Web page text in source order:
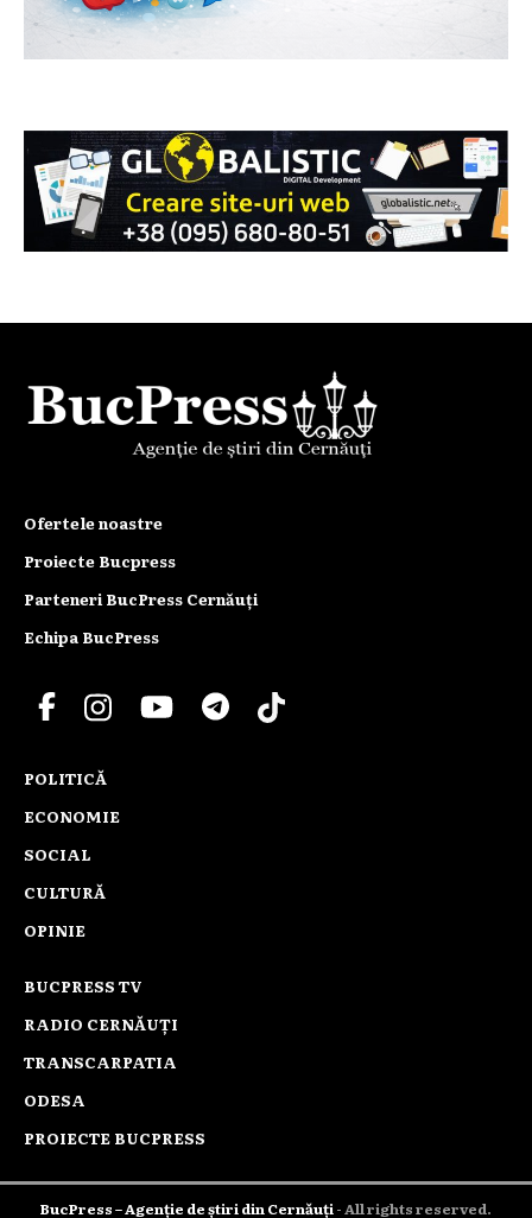
Ofertele noastre
Proiecte Bucpress
Parteneri BucPress Cernăuți
Echipa BucPress
POLITICĂ
ECONOMIE
SOCIAL
CULTURĂ
OPINIE
BUCPRESS TV
RADIO CERNĂUȚI
TRANSCARPATIA
ODESA
PROIECTE BUCPRESS
BucPress – Agenție de știri din Cernăuți- All rights reserved.